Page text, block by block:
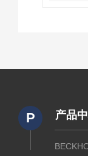
P 产品